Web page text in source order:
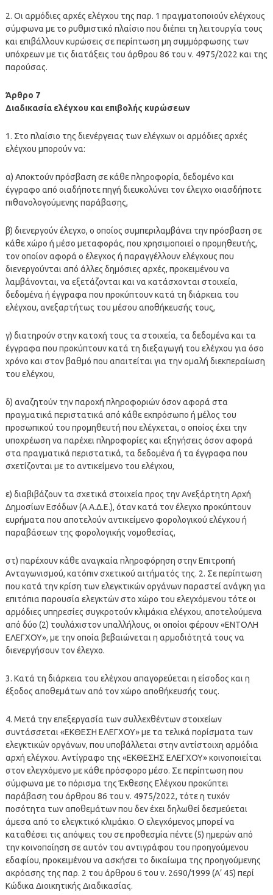
2. Οι αρμόδιες αρχές ελέγχου της παρ. 1 πραγματοποιούν ελέγχους
σύμφωνα με το ρυθμιστικό πλαίσιο που διέπει τη λειτουργία τους
και επιβάλλουν κυρώσεις σε περίπτωση μη συμμόρφωσης των
υπόχρεων με τις διατάξεις του άρθρου 86 του ν. 4975/2022 και της
παρούσας.
Άρθρο 7
Διαδικασία ελέγχου και επιβολής κυρώσεων
1. Στο πλαίσιο της διενέργειας των ελέγχων οι αρμόδιες αρχές
ελέγχου μπορούν να:
α) Αποκτούν πρόσβαση σε κάθε πληροφορία, δεδομένο και
έγγραφο από οιαδήποτε πηγή διευκολύνει τον έλεγχο οιασδήποτε
πιθανολογούμενης παράβασης,
β) διενεργούν έλεγχο, ο οποίος συμπεριλαμβάνει την πρόσβαση σε
κάθε χώρο ή μέσο μεταφοράς, που χρησιμοποιεί ο προμηθευτής,
τον οποίον αφορά ο έλεγχος ή παραγγέλλουν ελέγχους που
διενεργούνται από άλλες δημόσιες αρχές, προκειμένου να
λαμβάνονται, να εξετάζονται και να κατάσχονται στοιχεία,
δεδομένα ή έγγραφα που προκύπτουν κατά τη διάρκεια του
ελέγχου, ανεξαρτήτως του μέσου αποθήκευσής τους,
γ) διατηρούν στην κατοχή τους τα στοιχεία, τα δεδομένα και τα
έγγραφα που προκύπτουν κατά τη διεξαγωγή του ελέγχου για όσο
χρόνο και στον βαθμό που απαιτείται για την ομαλή διεκπεραίωση
του ελέγχου,
δ) αναζητούν την παροχή πληροφοριών όσον αφορά στα
πραγματικά περιστατικά από κάθε εκπρόσωπο ή μέλος του
προσωπικού του προμηθευτή που ελέγχεται, ο οποίος έχει την
υποχρέωση να παρέχει πληροφορίες και εξηγήσεις όσον αφορά
στα πραγματικά περιστατικά, τα δεδομένα ή τα έγγραφα που
σχετίζονται με το αντικείμενο του ελέγχου,
ε) διαβιβάζουν τα σχετικά στοιχεία προς την Ανεξάρτητη Αρχή
Δημοσίων Εσόδων (Α.Α.Δ.Ε.), όταν κατά τον έλεγχο προκύπτουν
ευρήματα που αποτελούν αντικείμενο φορολογικού ελέγχου ή
παραβάσεων της φορολογικής νομοθεσίας,
στ) παρέχουν κάθε αναγκαία πληροφόρηση στην Επιτροπή
Ανταγωνισμού, κατόπιν σχετικού αιτήματός της. 2. Σε περίπτωση
που κατά την κρίση των ελεγκτικών οργάνων παραστεί ανάγκη για
επιτόπια παρουσία ελεγκτών στο χώρο του ελεγχόμενου τότε οι
αρμόδιες υπηρεσίες συγκροτούν κλιμάκια ελέγχου, αποτελούμενα
από δύο (2) τουλάχιστον υπαλλήλους, οι οποίοι φέρουν «ΕΝΤΟΛΗ
ΕΛΕΓΧΟΥ», με την οποία βεβαιώνεται η αρμοδιότητά τους να
διενεργήσουν τον έλεγχο.
3. Κατά τη διάρκεια του ελέγχου απαγορεύεται η είσοδος και η
έξοδος αποθεμάτων από τον χώρο αποθήκευσής τους.
4. Μετά την επεξεργασία των συλλεχθέντων στοιχείων
συντάσσεται «ΕΚΘΕΣΗ ΕΛΕΓΧΟΥ» με τα τελικά πορίσματα των
ελεγκτικών οργάνων, που υποβάλλεται στην αντίστοιχη αρμόδια
αρχή ελέγχου. Αντίγραφο της «ΕΚΘΕΣΗΣ ΕΛΕΓΧΟΥ» κοινοποιείται
στον ελεγχόμενο με κάθε πρόσφορο μέσο. Σε περίπτωση που
σύμφωνα με το πόρισμα της Έκθεσης Ελέγχου προκύπτει
παράβαση του άρθρου 86 του ν. 4975/2022, τότε η τυχόν
ποσότητα των αποθεμάτων που δεν έχει δηλωθεί δεσμεύεται
άμεσα από το ελεγκτικό κλιμάκιο. Ο ελεγχόμενος μπορεί να
καταθέσει τις απόψεις του σε προθεσμία πέντε (5) ημερών από
την κοινοποίηση σε αυτόν του αντιγράφου του προηγούμενου
εδαφίου, προκειμένου να ασκήσει το δικαίωμα της προηγούμενης
ακρόασης της παρ. 2 του άρθρου 6 του ν. 2690/1999 (Α’ 45) περί
Κώδικα Διοικητικής Διαδικασίας.